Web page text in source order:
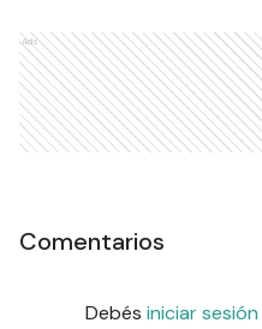
Ads
Comentarios
Debés iniciar sesión